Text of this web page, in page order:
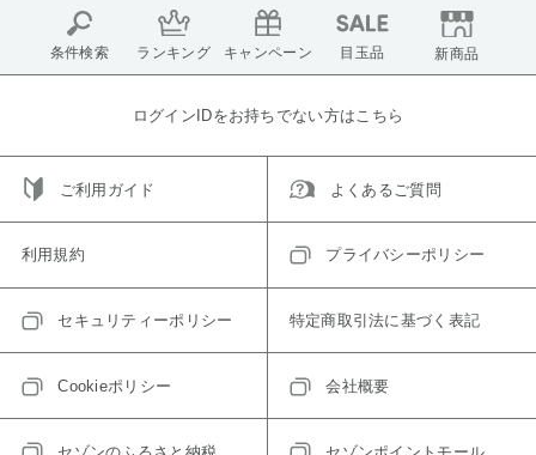
条件検索 ランキング キャンペーン 目玉品 新商品
ログインIDをお持ちでない方はこちら
ご利用ガイド よくあるご質問
利用規約 プライバシーポリシー
セキュリティーポリシー 特定商取引法に基づく表記
Cookieポリシー 会社概要